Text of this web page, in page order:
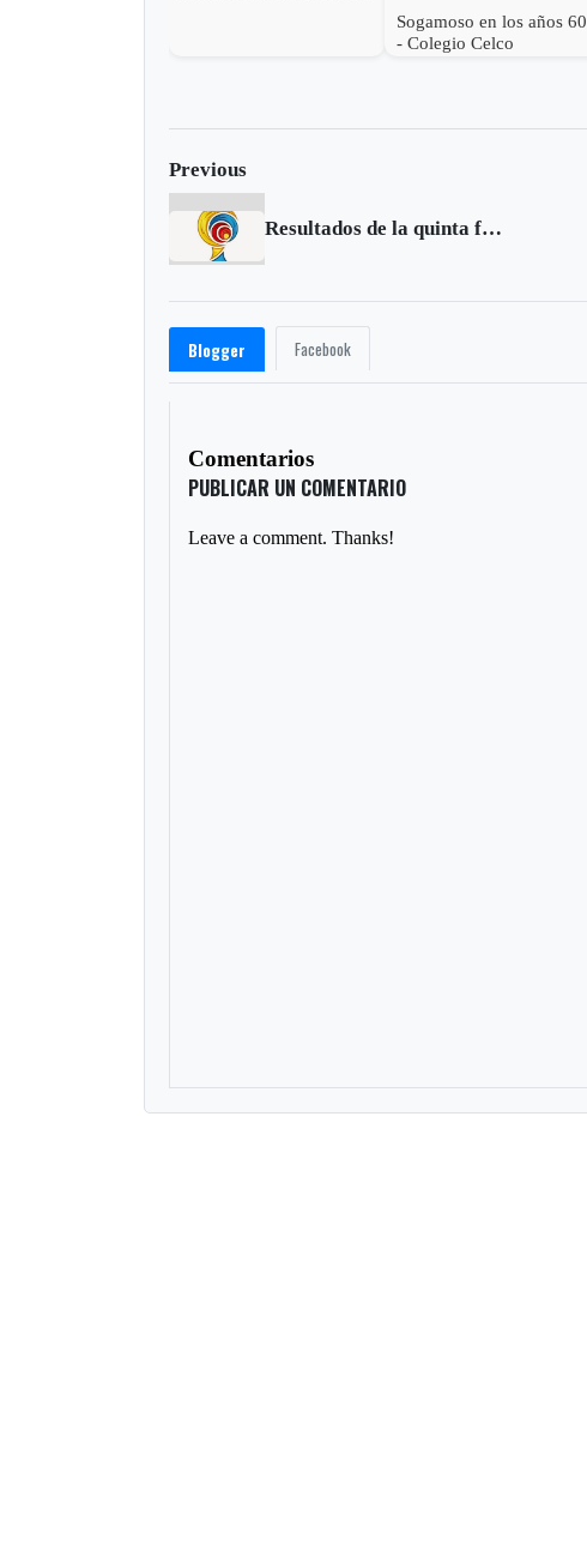
Sogamoso en los años 60
- Colegio Celco
Previous
Resultados de la quinta fecha de la Liga I-2017
Blogger Facebook
Comentarios
PUBLICAR UN COMENTARIO
Leave a comment. Thanks!